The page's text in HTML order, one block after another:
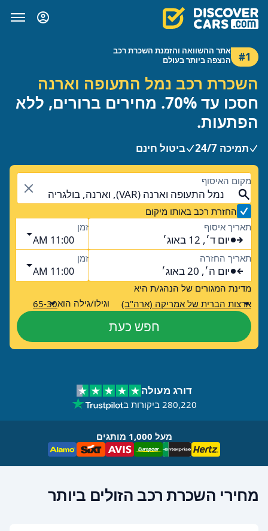
#1
אתר ההשוואה והזמנת השכרת רכב
הנצפה ביותר בעולם
השכרת רכב נמל התעופה וארנה
חסכו עד 70%. מחירים ברורים, ללא
הפתעות.
תמיכה 24/7 ביטול חינם
מקום האיסוף
נמל התעופה וארנה (VAR), וארנה, בולגריה
החזרת רכב באותו מיקום
תאריך איסוף
יום ד׳, 12 באוג׳
זמן
11:00 AM
תאריך החזרה
יום ה׳, 20 באוג׳
זמן
11:00 AM
מדינת המגורים של הנהג/ת היא
ארצות הברית של אמריקה (ארה"ב)
וגילו/גילה הוא65-30
חפש כעת
דורג מעולה
280,220 ביקורות ב
מעל 1,000 מותגים
מחירי השכרת רכב הזולים ביותר